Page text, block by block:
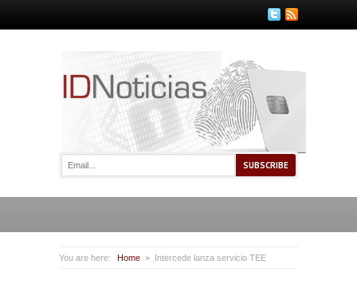
You are here: Home Intercede lanza servicio TEE